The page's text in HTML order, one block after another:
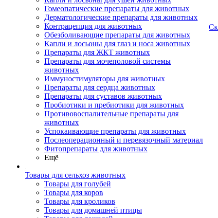
Гомеопатические препараты для животных
Дерматологические препараты для животных
Контрацепция для животных
Обезболивающие препараты для животных
Капли и лосьоны для глаз и носа животных
Препараты для ЖКТ животных
Препараты для мочеполовой системы
животных
Иммуностимуляторы для животных
Препараты для сердца животных
Препараты для суставов животных
Пробиотики и пребиотики для животных
Противовоспалительные препараты для
животных
Успокаивающие препараты для животных
Послеоперационный и перевязочный материал
Фитопрепараты для животных
Ещё
Товары для сельхоз животных
Товары для голубей
Товары для коров
Товары для кроликов
Товары для домашней птицы